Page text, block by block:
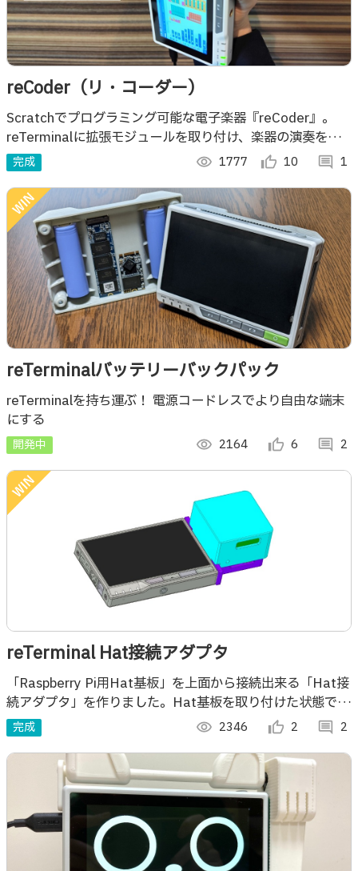
reCoder（リ・コーダー）
Scratchでプログラミング可能な電子楽器『reCoder』。
reTerminalに拡張モジュールを取り付け、楽器の演奏を楽
しんだり、リズムマシンのような動作をさせることもできま
す。
完成 visibility 1777 thumb_up_alt 10 comment 1
reTerminalバッテリーバックパック
reTerminalを持ち運ぶ！ 電源コードレスでより自由な端末
にする
開発中 visibility 2164 thumb_up_alt 6 comment 2
reTerminal Hat接続アダプタ
「Raspberry Pi用Hat基板」を上面から接続出来る「Hat接
続アダプタ」を作りました。Hat基板を取り付けた状態で
reTerminalの側面から脱着出来ます。
完成 visibility 2346 thumb_up_alt 2 comment 2